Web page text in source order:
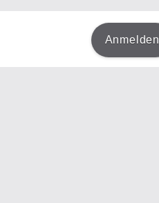
Anmelden